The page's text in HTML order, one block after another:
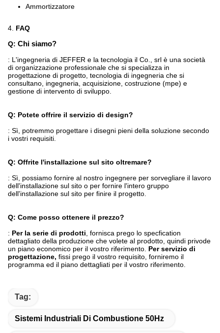
Ammortizzatore
4. FAQ
Q: Chi siamo?
: L'ingegneria di JEFFER e la tecnologia il Co., srl è una società
di organizzazione professionale che si specializza in
progettazione di progetto, tecnologia di ingegneria che si
consultano, ingegneria, acquisizione, costruzione (mpe) e
gestione di intervento di sviluppo.
Q: Potete offrire il servizio di design?
: Sì, potremmo progettare i disegni pieni della soluzione secondo
i vostri requisiti.
Q: Offrite l'installazione sul sito oltremare?
: Sì, possiamo fornire al nostro ingegnere per sorvegliare il lavoro
dell'installazione sul sito o per fornire l'intero gruppo
dell'installazione sul sito per finire il progetto.
Q: Come posso ottenere il prezzo?
: Per la serie di prodotti , fornisca prego lo specfication
dettagliato della produzione che volete al prodotto, quindi privode
un piano economico per il vostro riferimento. Per servizio di
progettazione, fissi prego il vostro requisito, forniremo il
programma ed il piano dettagliati per il vostro riferimento.
Tag:
Sistemi Industriali Di Combustione 50Hz